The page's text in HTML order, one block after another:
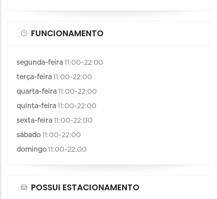
FUNCIONAMENTO
segunda-feira 11:00-22:00
terça-feira 11:00-22:00
quarta-feira 11:00-22:00
quinta-feira 11:00-22:00
sexta-feira 11:00-22:00
sábado 11:00-22:00
domingo 11:00-22:00
POSSUI ESTACIONAMENTO